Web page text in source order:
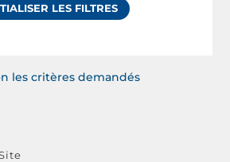
LES FILTRES
les critères demandés